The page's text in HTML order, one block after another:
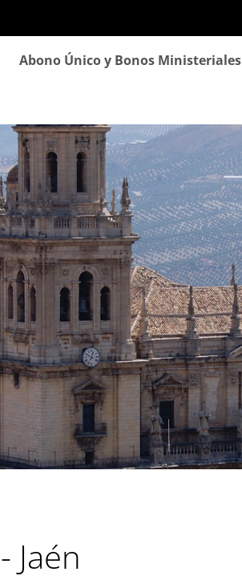
contenido
Abono Único y Bonos Ministeriales
Jaén